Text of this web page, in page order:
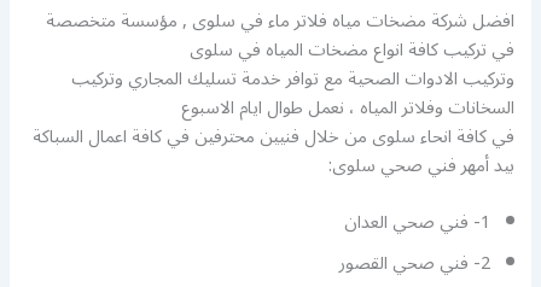
افضل شركة مضخات مياه فلاتر ماء في سلوى , مؤسسة متخصصة
في تركيب كافة انواع مضخات المياه في سلوى
وتركيب الادوات الصحية مع توافر خدمة تسليك المجاري وتركيب
السخانات وفلاتر المياه ، نعمل طوال ايام الاسبوع
في كافة انحاء سلوى من خلال فنيين محترفين في كافة اعمال السباكة
بيد أمهر فني صحي سلوى:
1- فني صحي العدان
2- فني صحي القصور